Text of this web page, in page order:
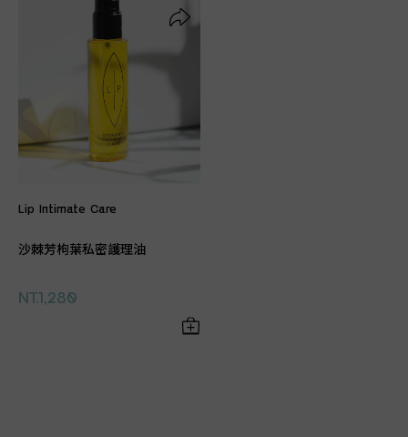
Lip Intimate Care
沙棘芳枸葉私密護理油
NT.1,280